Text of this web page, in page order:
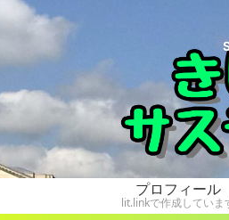
プロフィール
lit.linkで作成していま